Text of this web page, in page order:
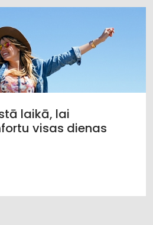
laikā, lai
visas dienas